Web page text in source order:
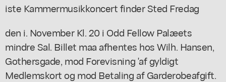
iste Kammermusikkoncert finder Sted Fredag
den i. November Kl. 20 i Odd Fellow Palæets
mindre Sal. Billet maa afhentes hos Wilh. Hansen,
Gothersgade, mod Forevisning 'af gyldigt
Medlemskort og mod Betaling af Garderobeafgift.